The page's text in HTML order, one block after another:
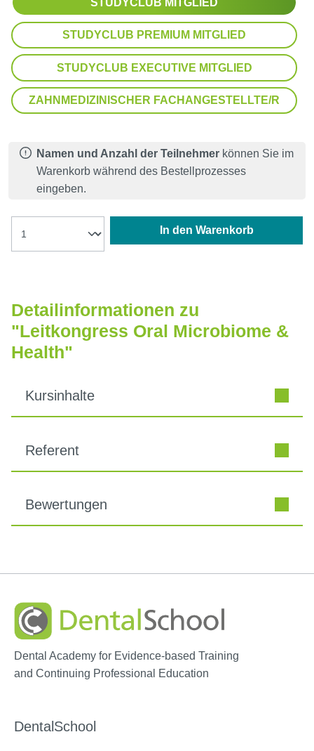
STUDYCLUB PREMIUM MITGLIED
STUDYCLUB EXECUTIVE MITGLIED
ZAHNMEDIZINISCHER FACHANGESTELLTE/R
Namen und Anzahl der Teilnehmer können Sie im
Warenkorb während des Bestellprozesses
eingeben.
In den Warenkorb
Detailinformationen zu
"Leitkongress Oral Microbiome &
Health"
Kursinhalte
Referent
Bewertungen
Dental Academy for Evidence-based Training
and Continuing Professional Education
DentalSchool